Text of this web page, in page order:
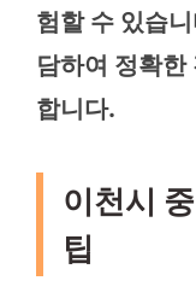
험할 수 있습
담하여 정확
합니다.
이천시
팁